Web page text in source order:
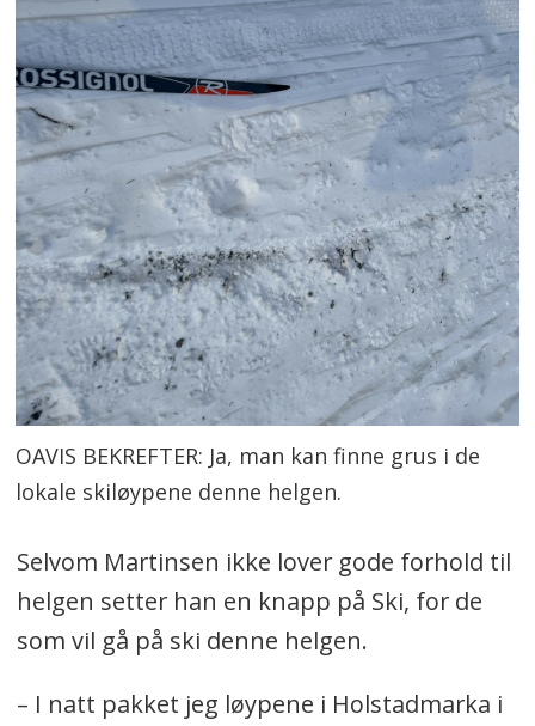
OAVIS BEKREFTER: Ja, man kan finne grus i de
lokale skiløypene denne helgen.
Selvom Martinsen ikke lover gode forhold til
helgen setter han en knapp på Ski, for de
som vil gå på ski denne helgen.
– I natt pakket jeg løypene i Holstadmarka i